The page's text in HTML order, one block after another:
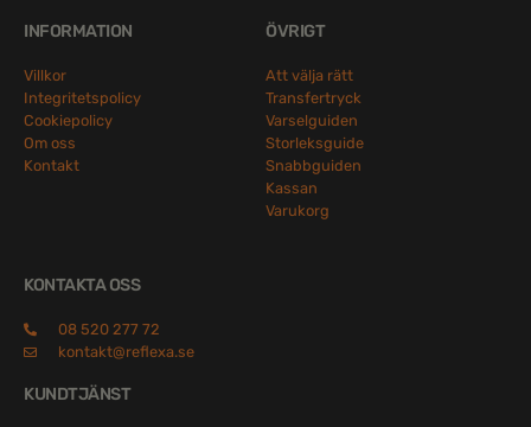
INFORMATION
Villkor
Integritetspolicy
Cookiepolicy
Om oss
Kontakt
ÖVRIGT
Att välja rätt
Transfertryck
Varselguiden
Storleksguide
Snabbguiden
Kassan
Varukorg
KONTAKTA OSS
08 520 277 72
kontakt@reflexa.se
KUNDTJÄNST